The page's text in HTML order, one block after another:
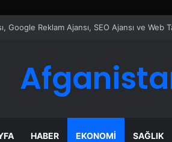
Dijital Taşımacılık Yazılımı
HABER EKONOMI SAĞLIK